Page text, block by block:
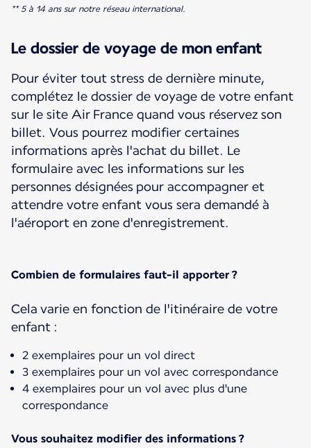
** 5 à 14 ans sur notre réseau international.
Le dossier de voyage de mon enfant
Pour éviter tout stress de dernière minute,
complétez le dossier de voyage de votre enfant
sur le site Air France quand vous réservez son
billet. Vous pourrez modifier certaines
informations après l'achat du billet. Le
formulaire avec les informations sur les
personnes désignées pour accompagner et
attendre votre enfant vous sera demandé à
l'aéroport en zone d'enregistrement.
Combien de formulaires faut-il apporter ?
Cela varie en fonction de l'itinéraire de votre
enfant :
2 exemplaires pour un vol direct
3 exemplaires pour un vol avec correspondance
4 exemplaires pour un vol avec plus d'une
correspondance
Vous souhaitez modifier des informations ?